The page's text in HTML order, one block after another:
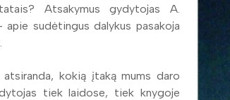
Atsakymus gydytojas A.
sudėtingus dalykus pasakoja
kokią įtaką mums daro
tiek laidose, tiek knygoje